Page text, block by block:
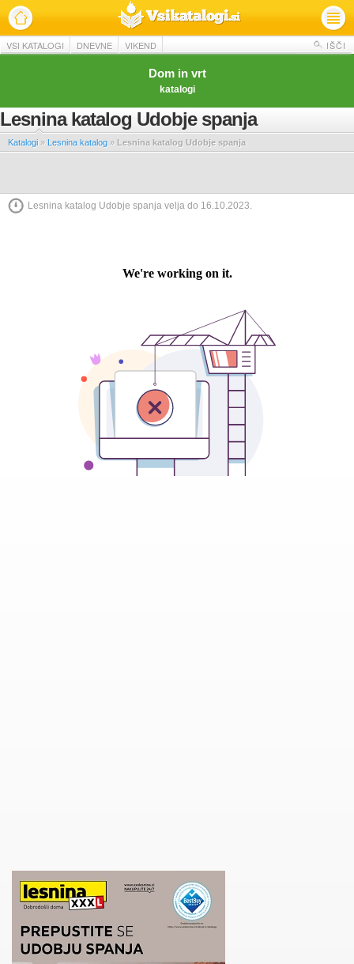
VSI KATALOGI DNEVNE VIKEND IŠČI
Dom in vrt
katalogi
Lesnina katalog Udobje spanja
Katalogi » Lesnina katalog » Lesnina katalog Udobje spanja
Lesnina katalog Udobje spanja velja do 16.10.2023.